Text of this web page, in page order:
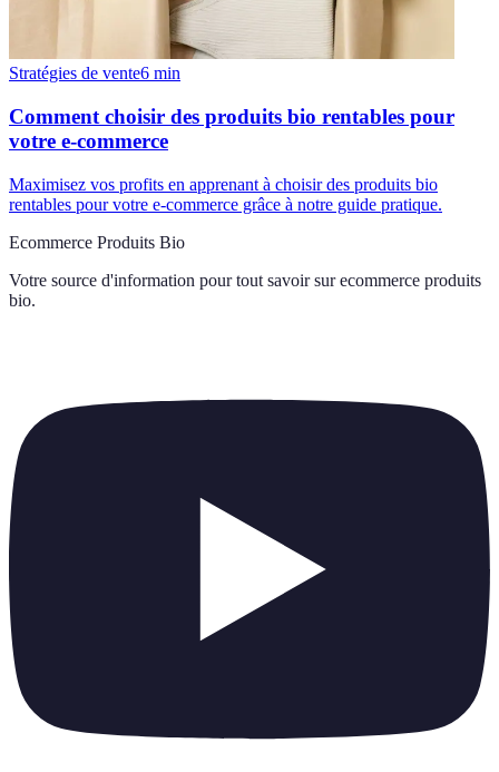
Stratégies de vente6 min
Comment choisir des produits bio rentables pour
votre e-commerce
Maximisez vos profits en apprenant à choisir des produits bio
rentables pour votre e-commerce grâce à notre guide pratique.
Ecommerce Produits Bio
Votre source d'information pour tout savoir sur ecommerce produits
bio.